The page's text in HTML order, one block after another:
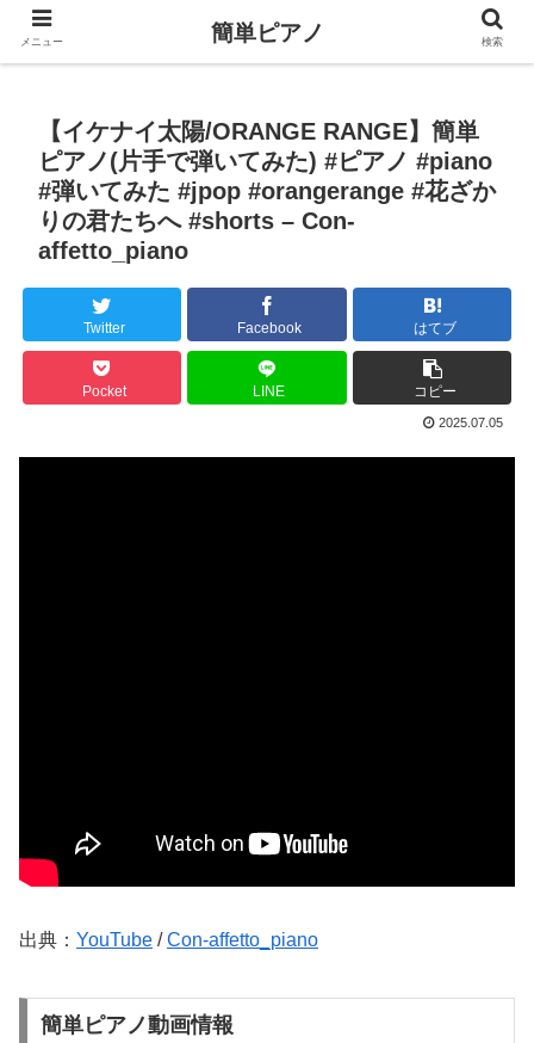
【イケナイ太陽/ORANGE RANGE】簡単
ピアノ(片手で弾いてみた) #ピアノ #piano
#弾いてみた #jpop #orangerange #花ざか
りの君たちへ #shorts – Con-
affetto_piano
Twitter Facebook はてブ
Pocket LINE コピー
2025.07.05
出典： YouTube /Con-affetto_piano
簡単ピアノ動画情報
メニュー 簡単ピアノ 検索